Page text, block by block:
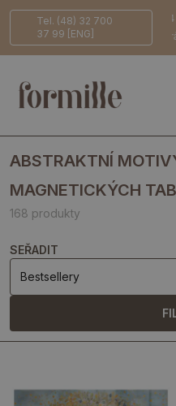
Tel. (48) 32 700
37 99 [ENG]
ABSTRAKTNÍ
MAGNETICKÝCH
168 produkty
SEŘADIT
Bestsellery